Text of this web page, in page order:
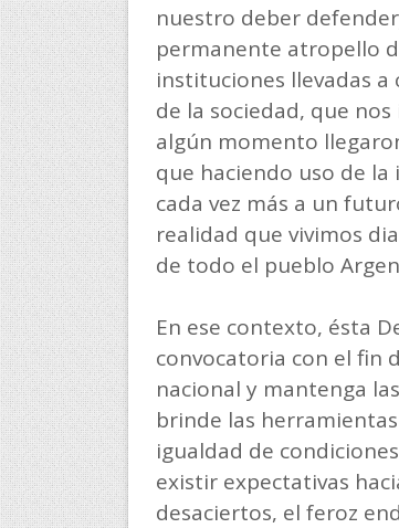
nuestro deber
permanente atropello
instituciones llevadas
de la sociedad, que
algún momento
que haciendo uso de
cada vez más a un
realidad que vivimos
de todo el pueblo
En ese contexto, ésta
convocatoria con el fin
nacional y mantenga
brinde las
igualdad de
existir expectativas
desaciertos, el feroz